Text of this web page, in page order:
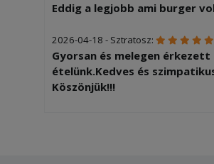
Eddig a legjobb ami burger
2026-04-18 - Sztratosz:
Gyorsan és melegen érkezett
ételünk.Kedves és
Köszönjük!!!